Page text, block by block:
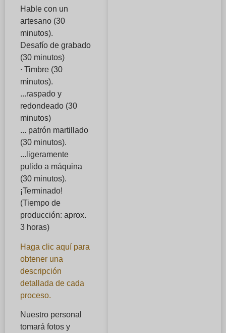
Hable con un
artesano (30
minutos).
Desafío de grabado
(30 minutos)
∙ Timbre (30
minutos).
...raspado y
redondeado (30
minutos)
... patrón martillado
(30 minutos).
...ligeramente
pulido a máquina
(30 minutos).
¡Terminado!
(Tiempo de
producción: aprox.
3 horas)
Haga clic aquí para
obtener una
descripción
detallada de cada
proceso.
Nuestro personal
tomará fotos y